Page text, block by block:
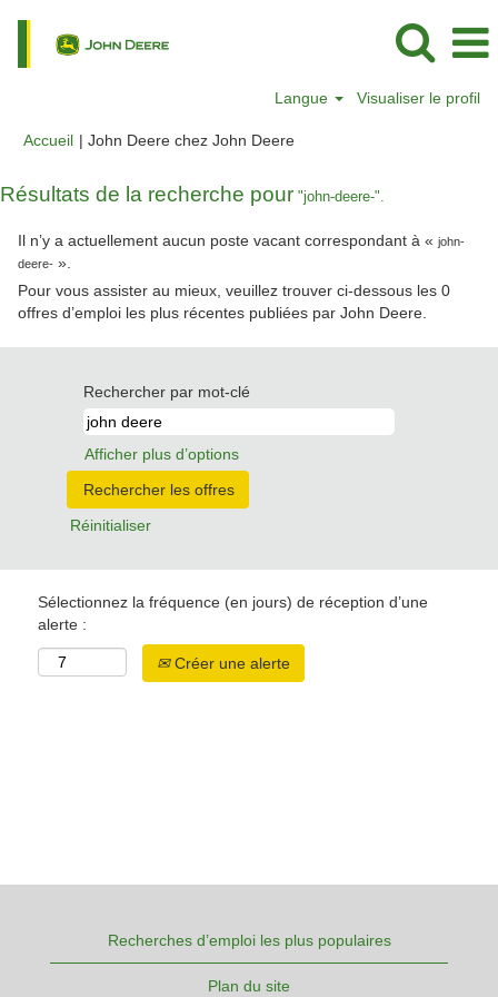
Langue Visualiser le profil
Accueil | John Deere chez John Deere(page
Résultats de la recherche pour "john-deere-".
Il n’y a actuellement aucun poste vacant correspondant à « john-
deere- ».
Pour vous assister au mieux, veuillez trouver ci-dessous les 0
offres d’emploi les plus récentes publiées par John Deere.
Rechercher par mot-clé
Afficher plus d’options
Réinitialiser
Sélectionnez la fréquence (en jours) de réception d’une
alerte :
Créer une alerte
Recherches d’emploi les plus populaires
Plan du site